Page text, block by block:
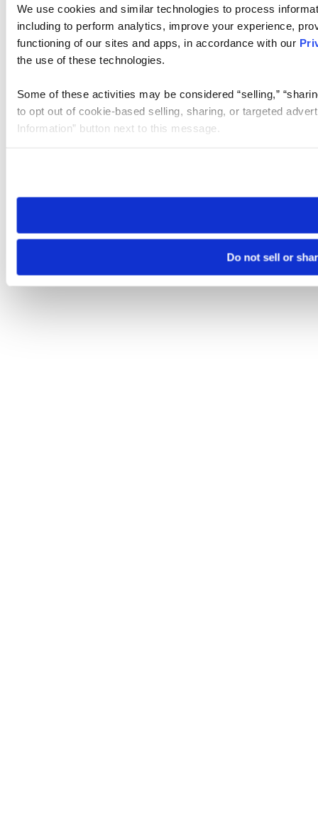
We use cookies and similar technologies to process
including to perform analytics, improve your experience,
functioning of our sites and apps, in accordance with our
the use of these technologies.
Some of these activities may be considered “selling,”
to opt out of cookie-based selling, sharing, or targeted
Information” button next to this message.
need to be set again.
Do not sell or